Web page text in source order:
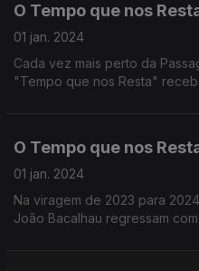
O Tempo que nos
01 jan. 2024
Cada vez mais perto da
"Tempo que nos Resta"
O Tempo que nos
01 jan. 2024
Na viragem de 2023 para
João Bacalhau regressam